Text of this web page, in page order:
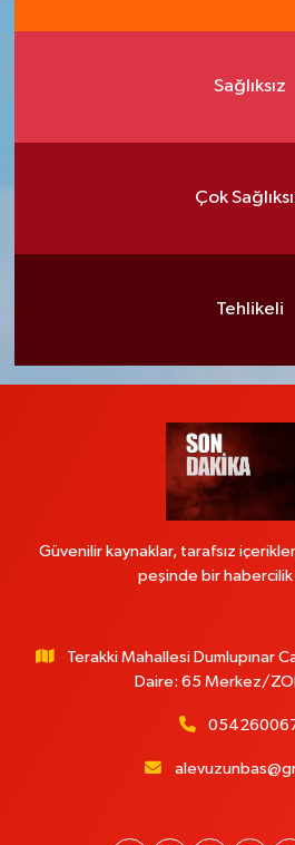
Sağlıksız
Çok
Tehlikeli
Güvenilir kaynaklar, tarafsız
peşinde bir habercilik
Terakki Mahallesi Dumlupınar
Daire: 65 Merkez/